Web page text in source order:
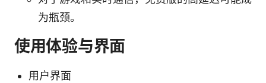
为瓶颈。
使用体验与界面
用户界面